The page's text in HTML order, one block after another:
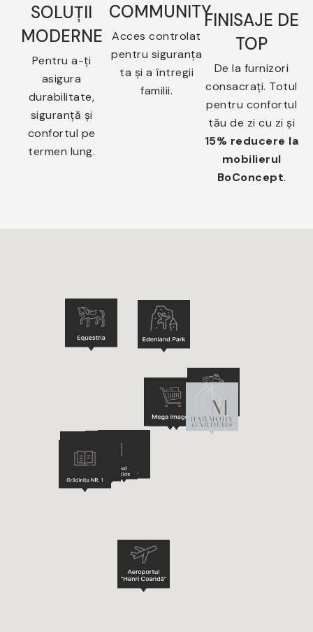
SOLUȚII
MODERNE
Pentru a-ți
asigura
durabilitate,
siguranță și
confortul pe
termen lung.
COMMUNITY
Acces controlat
pentru siguranța
ta și a întregii
familii.
FINISAJE DE
TOP
De la furnizori
consacrați. Totul
pentru confortul
tău de zi cu zi și
15% reducere la
mobilierul
BoConcept.